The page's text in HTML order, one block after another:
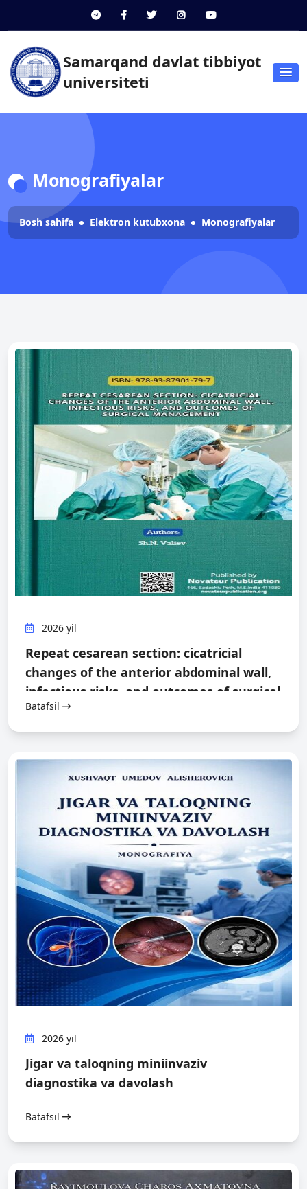
Samarqand davlat tibbiyot
universiteti
Monografiyalar
Bosh sahifa Elektron kutubxona Monografiyalar
2026 yil
Repeat cesarean section: cicatricial
changes of the anterior abdominal wall,
infectious risks, and outcomes of surgical
management
Batafsil
2026 yil
Jigar va taloqning miniinvaziv
diagnostika va davolash
Batafsil